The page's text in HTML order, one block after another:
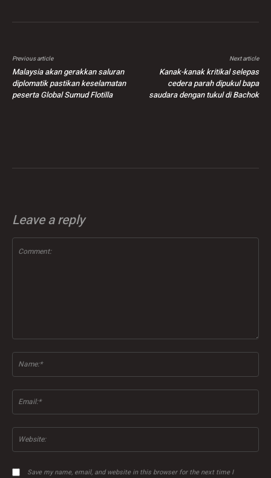
Previous article
Malaysia akan gerakkan saluran
diplomatik pastikan keselamatan
peserta Global Sumud Flotilla
Next article
Kanak-kanak kritikal selepas
cedera parah dipukul bapa
saudara dengan tukul di Bachok
Leave a reply
Save my name, email, and website in this browser for the next time I